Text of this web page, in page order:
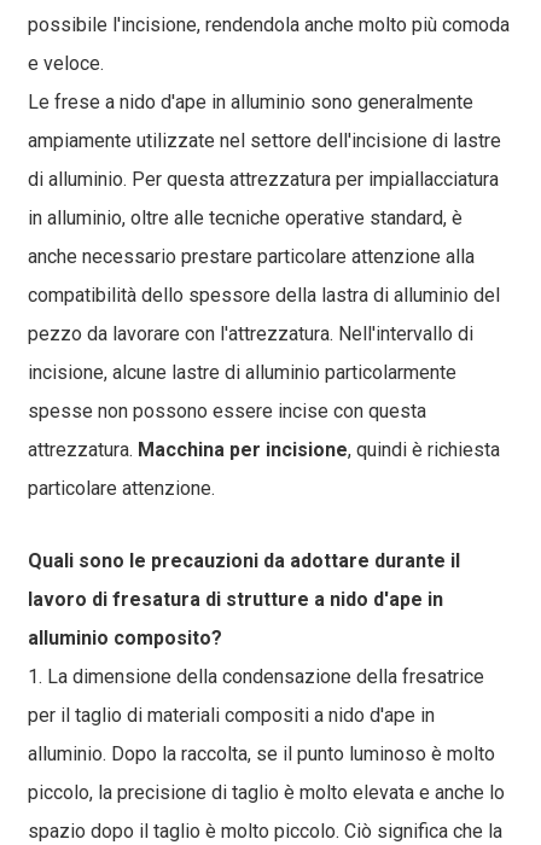
possibile l'incisione, rendendola anche molto più comoda
e veloce.
Le frese a nido d'ape in alluminio sono generalmente
ampiamente utilizzate nel settore dell'incisione di lastre
di alluminio. Per questa attrezzatura per impiallacciatura
in alluminio, oltre alle tecniche operative standard, è
anche necessario prestare particolare attenzione alla
compatibilità dello spessore della lastra di alluminio del
pezzo da lavorare con l'attrezzatura. Nell'intervallo di
incisione, alcune lastre di alluminio particolarmente
spesse non possono essere incise con questa
attrezzatura. Macchina per incisione, quindi è richiesta
particolare attenzione.
Quali sono le precauzioni da adottare durante il
lavoro di fresatura di strutture a nido d'ape in
alluminio composito?
1. La dimensione della condensazione della fresatrice
per il taglio di materiali compositi a nido d'ape in
alluminio. Dopo la raccolta, se il punto luminoso è molto
piccolo, la precisione di taglio è molto elevata e anche lo
spazio dopo il taglio è molto piccolo. Ciò significa che la